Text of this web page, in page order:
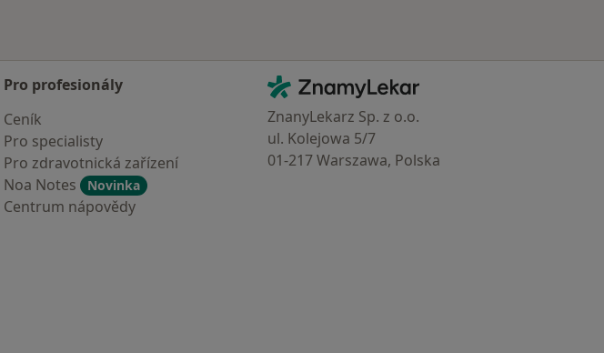
Pro profesionály
Ceník
Pro specialisty
Pro zdravotnická zařízení
Noa Notes
Novinka
Centrum nápovědy
Kontakt
ZnamyLekar - Hlavní stránka
ZnanyLekarz Sp. z o.o.
ul. Kolejowa 5/7
01-217 Warszawa, Polska